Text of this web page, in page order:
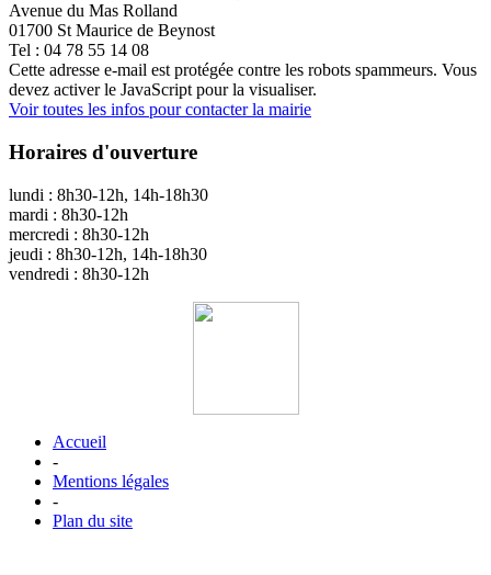
Avenue du Mas Rolland
01700 St Maurice de Beynost
Tel : 04 78 55 14 08
Cette adresse e-mail est protégée contre les robots spammeurs. Vous
devez activer le JavaScript pour la visualiser.
Voir toutes les infos pour contacter la mairie
Horaires d'ouverture
lundi : 8h30-12h, 14h-18h30
mardi : 8h30-12h
mercredi : 8h30-12h
jeudi : 8h30-12h, 14h-18h30
vendredi : 8h30-12h
Accueil
-
Mentions légales
-
Plan du site